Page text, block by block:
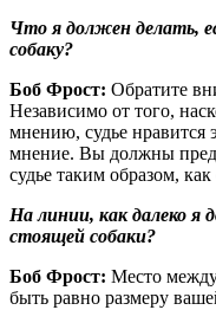
Что я должен делать,
собаку?
Боб Фрост: Обратите
Независимо от того,
мнению, судье нравится
мнение. Вы должны
судье таким образом,
На линии, как далеко я
стоящей собаки?
Боб Фрост: Место
быть равно размеру